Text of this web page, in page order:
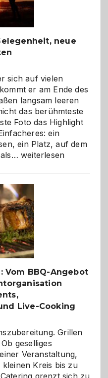
neue
sich auf vielen
er am Ende des
langsam leeren
das berühmteste
Foto das Highlight
ein
ein Platz, auf dem
Als
–
die
Gelegenheit,
neue
Reiseziele
zu
entdecken
weiterlesen
Vom BBQ-Angebot
Live-Cooking
Grillen
geselliges
Veranstaltung,
Kreis bis zu
grenzt sich zu